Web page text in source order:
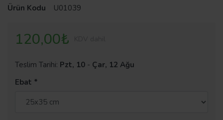
Ürün Kodu
U01039
120,00₺
Teslim Tarihi: Pzt, 10 - Çar, 12 Ağu
Ebat